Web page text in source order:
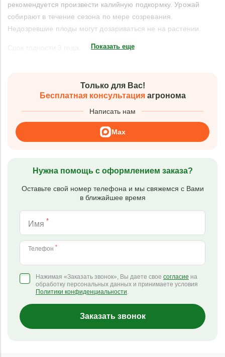
рекомендуется произвести калийную подкормку. Урожай
собирают в течение сезона по мере созревания.
Недозревшие плоды могут дозариваться не на растении.
Показать еще
Только для Вас!
Бесплатная консультацияагронома
Написать нам
Max
Нужна помощь с оформлением заказа?
Оставьте свой номер телефона и мы свяжемся с Вами
в ближайшее время
Имя *
Телефон *
Нажимая «Заказать звонок», Вы даете свое согласие на
обработку персональных данных и принимаете условия
Политики конфиденциальности.
Заказать звонок